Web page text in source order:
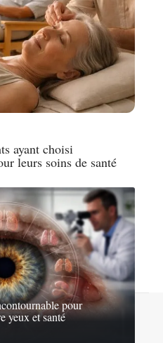
ayant choisi
leurs soins de santé
pour
yeux et santé
légales Sitemap